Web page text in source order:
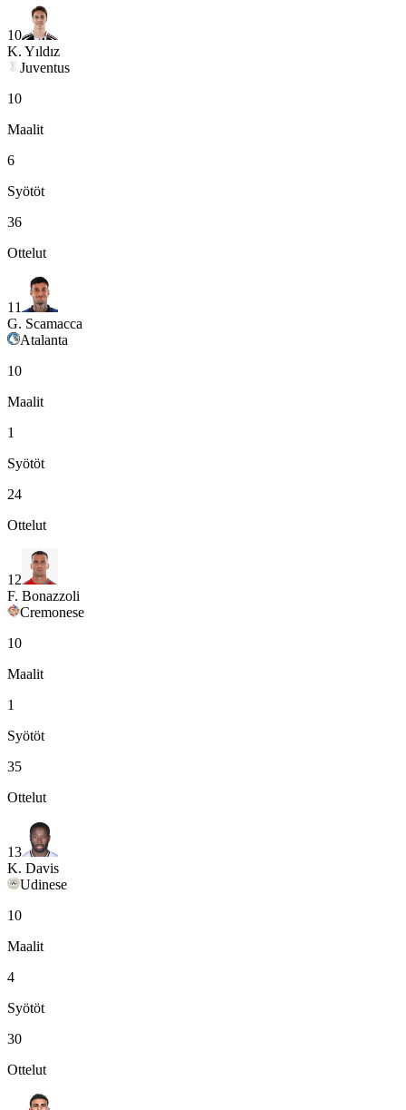
10
K. Yıldız
Juventus
10
Maalit
6
Syötöt
36
Ottelut
11
G. Scamacca
Atalanta
10
Maalit
1
Syötöt
24
Ottelut
12
F. Bonazzoli
Cremonese
10
Maalit
1
Syötöt
35
Ottelut
13
K. Davis
Udinese
10
Maalit
4
Syötöt
30
Ottelut